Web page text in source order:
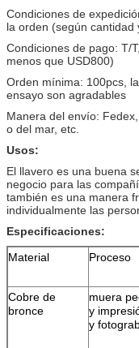
Condiciones de
la orden (según cantidad
Condiciones de pago: T/
menos que USD800)
Orden mínima: 100pcs,
ensayo son agradables
Manera del envío:
o del mar, etc.
Usos:
El llavero es una buena
negocio para las
también es una manera
individualmente las
Especificaciones:
Material
Proceso
Cobre de
bronce
muera
y
y